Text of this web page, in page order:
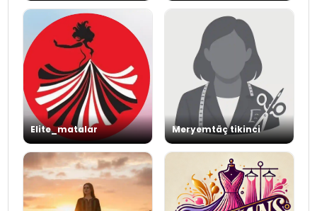
Elite_matalar Meryemtäç tikinci